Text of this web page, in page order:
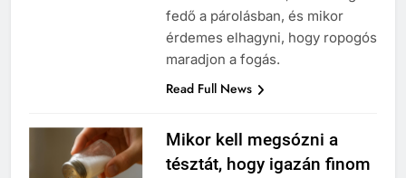
fedő a párolásban, és mikor
érdemes elhagyni, hogy ropogós
maradjon a fogás.
Read Full News
Mikor kell megsózni a
tésztát, hogy igazán finom